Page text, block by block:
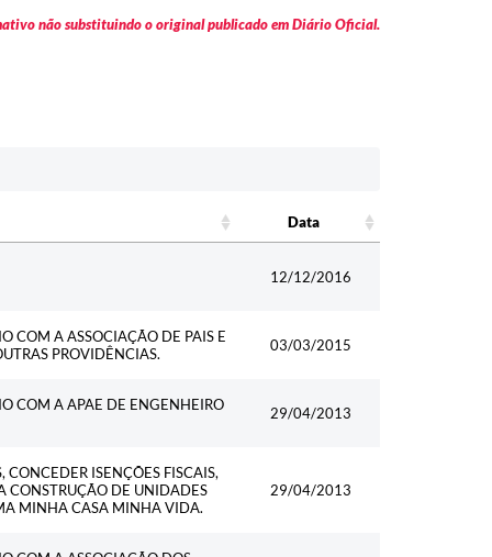
não substituindo o original publicado em Diário Oficial.
Data
12/12/2016
COM A ASSOCIAÇÃO DE PAIS E
PROVIDÊNCIAS.
03/03/2015
COM A APAE DE ENGENHEIRO 29/04/2013
ISENÇÕES FISCAIS,
CONSTRUÇÃO DE UNIDADES
MINHA CASA MINHA VIDA.
29/04/2013